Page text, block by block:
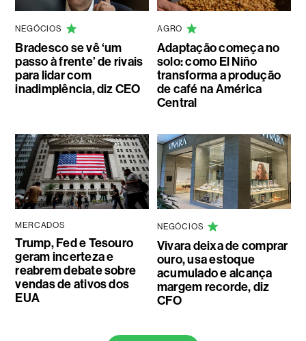
NEGÓCIOS
Bradesco se vê ‘um
passo à frente’ de rivais
para lidar com
inadimplência, diz CEO
AGRO
Adaptação começa no
solo: como El Niño
transforma a produção
de café na América
Central
MERCADOS
Trump, Fed e Tesouro
geram incerteza e
reabrem debate sobre
vendas de ativos dos
EUA
NEGÓCIOS
Vivara deixa de comprar
ouro, usa estoque
acumulado e alcança
margem recorde, diz
CFO